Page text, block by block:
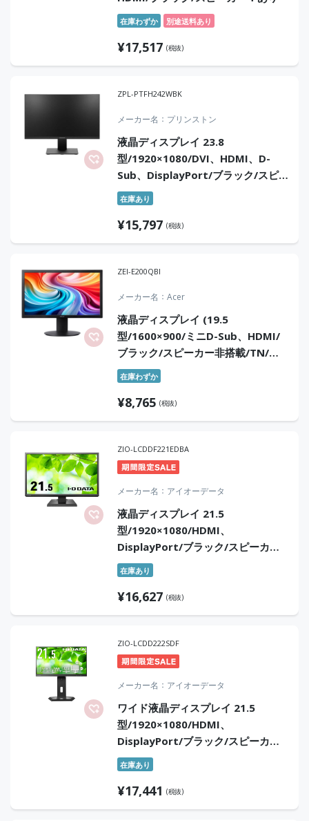
在庫わずか 別途送料あり
¥17,517 (税抜)
ZPL-PTFH242WBK
メーカー名 プリンストン
液晶ディスプレイ 23.8
型/1920×1080/DVI、HDMI、D-
Sub、DisplayPort/ブラック/スピ
ーカー：あり
在庫あり
¥15,797 (税抜)
ZEI-E200QBI
メーカー名 Acer
液晶ディスプレイ (19.5
型/1600×900/ミニD-Sub、HDMI/
ブラック/スピーカー非搭載/TN/非
光沢/LED/HD+/200/6ms)
在庫わずか
¥8,765 (税抜)
ZIO-LCDDF221EDBA
メーカー名 アイオーデータ
液晶ディスプレイ 21.5
型/1920×1080/HDMI、
DisplayPort/ブラック/スピーカ
ー：あり/「5年保証」「無輝点保
証」広視野角ADSパネル
在庫あり
¥16,627 (税抜)
ZIO-LCDD222SDF
メーカー名 アイオーデータ
ワイド液晶ディスプレイ 21.5
型/1920×1080/HDMI、
DisplayPort/ブラック/スピーカ
ー：あり/「5年保証」/100Hz対応/
広可動域なフリースタイルスタンド
在庫あり
¥17,441 (税抜)